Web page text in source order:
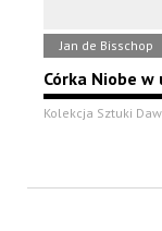
Jan de Bisschop
Córka Niobe w
Kolekcja Sztuki